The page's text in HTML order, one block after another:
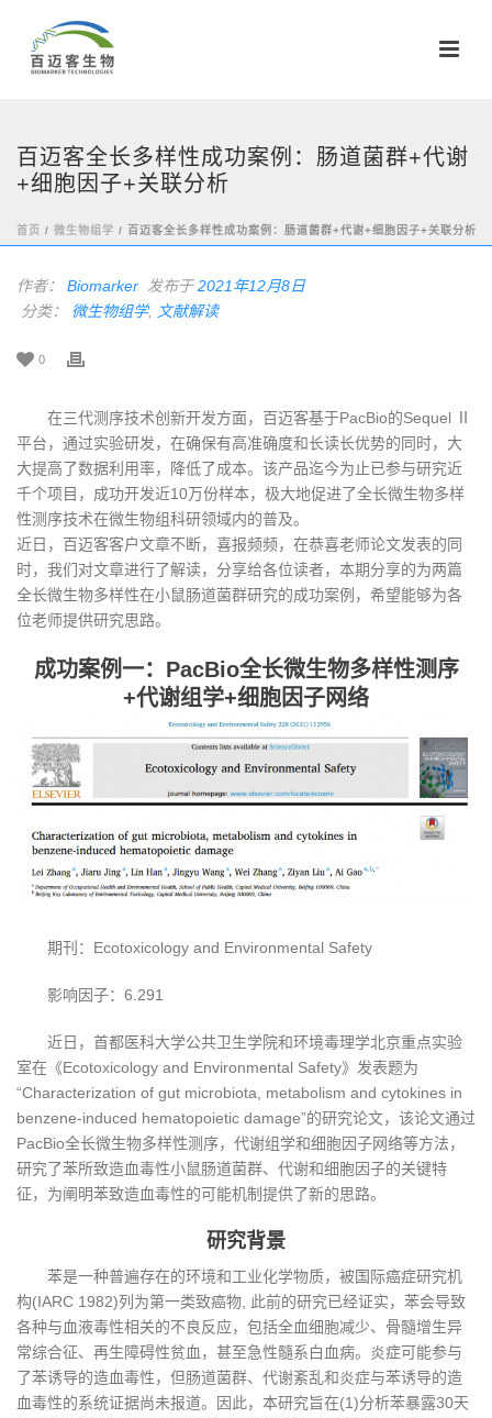
百迈客全长多样性成功案例：肠道菌群+代谢
+细胞因子+关联分析
首页 / 微生物组学 / 百迈客全长多样性成功案例：肠道菌群+代谢+细胞因子+关联分析
作者： Biomarker 发布于2021年12月8日
分类： 微生物组学, 文献解读
0
在三代测序技术创新开发方面，百迈客基于PacBio的Sequel Ⅱ
平台，通过实验研发，在确保有高准确度和长读长优势的同时，大
大提高了数据利用率，降低了成本。该产品迄今为止已参与研究近
千个项目，成功开发近10万份样本，极大地促进了全长微生物多样
性测序技术在微生物组科研领域内的普及。
近日，百迈客客户文章不断，喜报频频，在恭喜老师论文发表的同
时，我们对文章进行了解读，分享给各位读者，本期分享的为两篇
全长微生物多样性在小鼠肠道菌群研究的成功案例，希望能够为各
位老师提供研究思路。
成功案例一：PacBio全长微生物多样性测序
+代谢组学+细胞因子网络
期刊：Ecotoxicology and Environmental Safety
影响因子：6.291
近日，首都医科大学公共卫生学院和环境毒理学北京重点实验
室在《Ecotoxicology and Environmental Safety》发表题为
“Characterization of gut microbiota, metabolism and cytokines in
benzene-induced hematopoietic damage”的研究论文，该论文通过
PacBio全长微生物多样性测序，代谢组学和细胞因子网络等方法，
研究了苯所致造血毒性小鼠肠道菌群、代谢和细胞因子的关键特
征，为阐明苯致造血毒性的可能机制提供了新的思路。
研究背景
苯是一种普遍存在的环境和工业化学物质，被国际癌症研究机
构(IARC 1982)列为第一类致癌物, 此前的研究已经证实，苯会导致
各种与血液毒性相关的不良反应，包括全血细胞减少、骨髓增生异
常综合征、再生障碍性贫血，甚至急性髓系白血病。炎症可能参与
了苯诱导的造血毒性，但肠道菌群、代谢紊乱和炎症与苯诱导的造
血毒性的系统证据尚未报道。因此，本研究旨在(1)分析苯暴露30天